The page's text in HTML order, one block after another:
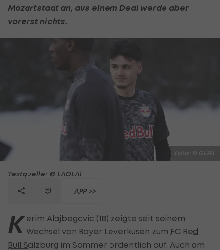
Mozartstadt an, aus einem Deal werde aber
vorerst nichts.
Foto: © GEPA
Textquelle: © LAOLA1
APP >>
K erim Alajbegovic (18) zeigte seit seinem
Wechsel von Bayer Leverkusen zum FC Red
Bull Salzburg im Sommer ordentlich auf. Auch am